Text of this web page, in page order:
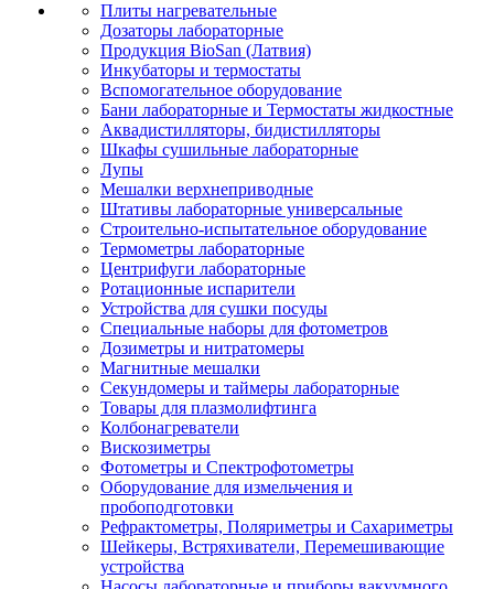
Плиты нагревательные
Дозаторы лабораторные
Продукция BioSan (Латвия)
Инкубаторы и термостаты
Вспомогательное оборудование
Бани лабораторные и Термостаты жидкостные
Аквадистилляторы, бидистилляторы
Шкафы сушильные лабораторные
Лупы
Мешалки верхнеприводные
Штативы лабораторные универсальные
Строительно-испытательное оборудование
Термометры лабораторные
Центрифуги лабораторные
Ротационные испарители
Устройства для сушки посуды
Специальные наборы для фотометров
Дозиметры и нитратомеры
Магнитные мешалки
Секундомеры и таймеры лабораторные
Товары для плазмолифтинга
Колбонагреватели
Вискозиметры
Фотометры и Спектрофотометры
Оборудование для измельчения и
пробоподготовки
Рефрактометры, Поляриметры и Сахариметры
Шейкеры, Встряхиватели, Перемешивающие
устройства